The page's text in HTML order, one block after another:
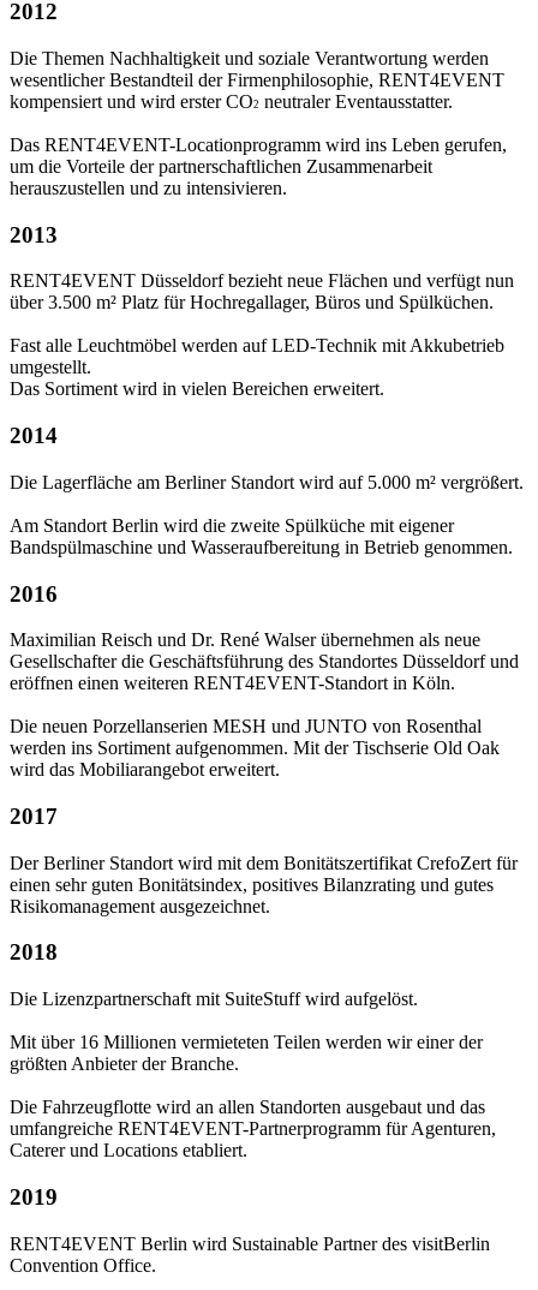
2012
Die Themen Nachhaltigkeit und soziale Verantwortung werden
wesentlicher Bestandteil der Firmenphilosophie, RENT4EVENT
kompensiert und wird erster CO2 neutraler Eventausstatter.
Das RENT4EVENT-Locationprogramm wird ins Leben gerufen,
um die Vorteile der partnerschaftlichen Zusammenarbeit
herauszustellen und zu intensivieren.
2013
RENT4EVENT Düsseldorf bezieht neue Flächen und verfügt nun
über 3.500 m² Platz für Hochregallager, Büros und Spülküchen.
Fast alle Leuchtmöbel werden auf LED-Technik mit Akkubetrieb
umgestellt.
Das Sortiment wird in vielen Bereichen erweitert.
2014
Die Lagerfläche am Berliner Standort wird auf 5.000 m² vergrößert.
Am Standort Berlin wird die zweite Spülküche mit eigener
Bandspülmaschine und Wasseraufbereitung in Betrieb genommen.
2016
Maximilian Reisch und Dr. René Walser übernehmen als neue
Gesellschafter die Geschäftsführung des Standortes Düsseldorf und
eröffnen einen weiteren RENT4EVENT-Standort in Köln.
Die neuen Porzellanserien MESH und JUNTO von Rosenthal
werden ins Sortiment aufgenommen. Mit der Tischserie Old Oak
wird das Mobiliarangebot erweitert.
2017
Der Berliner Standort wird mit dem Bonitätszertifikat CrefoZert für
einen sehr guten Bonitätsindex, positives Bilanzrating und gutes
Risikomanagement ausgezeichnet.
2018
Die Lizenzpartnerschaft mit SuiteStuff wird aufgelöst.
Mit über 16 Millionen vermieteten Teilen werden wir einer der
größten Anbieter der Branche.
Die Fahrzeugflotte wird an allen Standorten ausgebaut und das
umfangreiche RENT4EVENT-Partnerprogramm für Agenturen,
Caterer und Locations etabliert.
2019
RENT4EVENT Berlin wird Sustainable Partner des visitBerlin
Convention Office.